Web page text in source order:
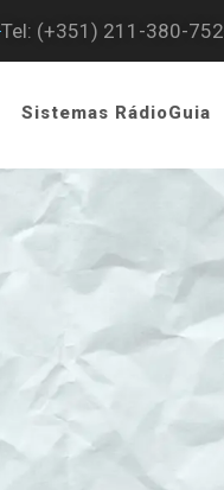
Tel: (+351) 211-380-752
Sistemas RádioGuia